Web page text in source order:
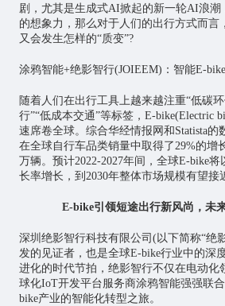
剧，尤其是生成式AI掀起的新一轮AI浪潮
的想象力，那么对于人们的出行方式而言
又会发生怎样的“质变”?
涂鸦智能+绝影智行(JOIEEM)：智能E-
随着人们在出行工具上越来越注重“低碳环
行”“低成本交通”等标签，E-bike(Electric
速席卷全球。综合华经情报网和Statista的
在全球自行车品类销量中取得了29%的增
万辆。预计2022-2027年间，全球E-bike
长率增长，到2030年整体市场规模有望接
E-bike引领短途出行新风尚，未
深圳绝影智行科技有限公司(以下简称“绝
发的见证者，也是全球E-bike行业中的深
进化的时代节拍，绝影智行不仅在电动化
球化IoT开发平台服务商涂鸦智能强强联
bike产业的智能化转型之旅。